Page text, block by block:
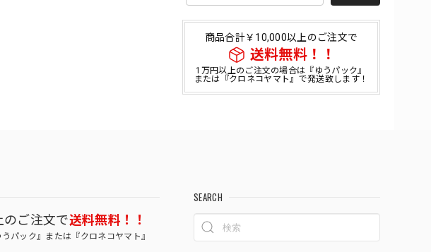
商品合計￥10,000以上のご注文で
送料無料！！
1万円以上のご注文の場合は『ゆうパック』
または『クロネコヤマト』で発送致します！
のご注文で送料無料！！
パック』または『クロネコヤマト』
SEARCH